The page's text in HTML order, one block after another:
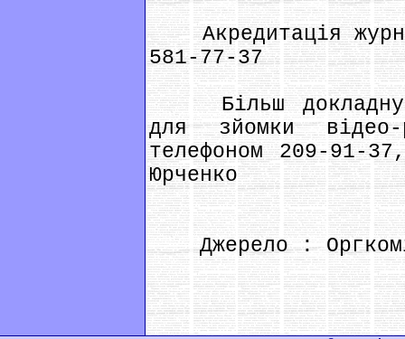
Акредитація
581-77-37
Більш докладну
для зйомки
телефоном 209-91-
Юрченко
Джерело :